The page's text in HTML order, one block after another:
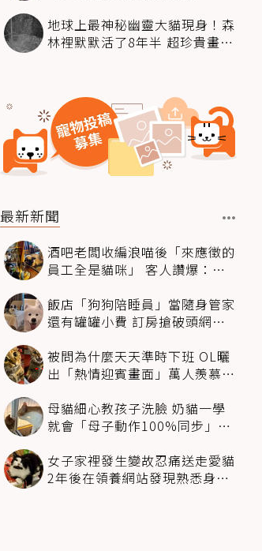
地球上最神秘幽靈大貓現身！森
林裡默默活了8年半 超珍貴畫面
最新新聞
酒吧老闆收編浪喵後「來應徵的
員工全是貓咪」 客人讚爆：來
飯店「狗狗陪睡員」當隨身管家
還有罐罐小費 訂房搶破頭網友
被問為什麼天天準時下班 OL曬
出「熱情迎賓畫面」萬人羨慕：
母貓細心教孩子洗臉 奶貓一學
就會「母子動作100%同步」網
女子家裡發生變故忍痛送走愛貓
2年後在領養網站發現熟悉身影